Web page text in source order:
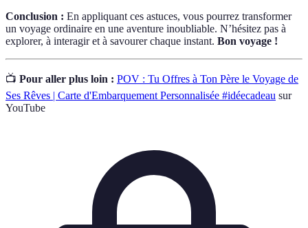
Conclusion : En appliquant ces astuces, vous pourrez transformer
un voyage ordinaire en une aventure inoubliable. N’hésitez pas à
explorer, à interagir et à savourer chaque instant. Bon voyage !
📺 Pour aller plus loin : POV : Tu Offres à Ton Père le Voyage de
Ses Rêves | Carte d'Embarquement Personnalisée #idéecadeau sur
YouTube